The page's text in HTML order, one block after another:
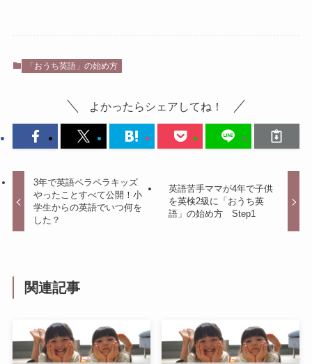
「おうち英語」の始め方
よかったらシェアしてね！
3年で英語ペラペラキッズ
やったことすべて公開！小
学生からの英語でいつ何を
した？
英語苦手ママが4年で子供
を英検2級に「おうち英
語」の始め方 Step1
関連記事